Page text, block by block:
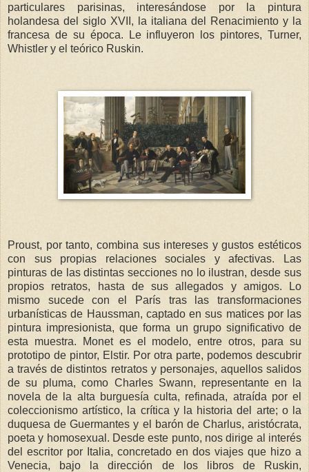
particulares parisinas, interesándose por la pintura
holandesa del siglo XVII, la italiana del Renacimiento y la
francesa de su época. Le influyeron los pintores, Turner,
Whistler y el teórico Ruskin.
Proust, por tanto, combina sus intereses y gustos estéticos
con sus propias relaciones sociales y afectivas. Las
pinturas de las distintas secciones no lo ilustran, desde sus
propios retratos, hasta de sus allegados y amigos. Lo
mismo sucede con el París tras las transformaciones
urbanísticas de Haussman, captado en sus matices por las
pintura impresionista, que forma un grupo significativo de
esta muestra. Monet es el modelo, entre otros, para su
prototipo de pintor, Elstir. Por otra parte, podemos descubrir
a través de distintos retratos y personajes, aquellos salidos
de su pluma, como Charles Swann, representante en la
novela de la alta burguesía culta, refinada, atraída por el
coleccionismo artístico, la crítica y la historia del arte; o la
duquesa de Guermantes y el barón de Charlus, aristócrata,
poeta y homosexual. Desde este punto, nos dirige al interés
del escritor por Italia, concretado en dos viajes que hizo a
Venecia, bajo la dirección de los libros de Ruskin,